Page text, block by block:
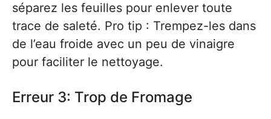
séparez les feuilles pour enlever toute
trace de saleté. Pro tip : Trempez-les dans
de l’eau froide avec un peu de vinaigre
pour faciliter le nettoyage.
Erreur 3: Trop de Fromage